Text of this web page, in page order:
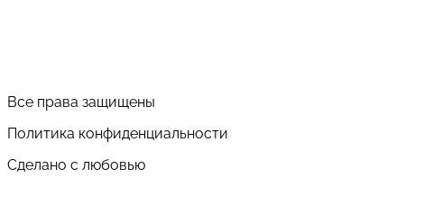
Все права защищены
Политика конфиденциальности
Сделано с любовью